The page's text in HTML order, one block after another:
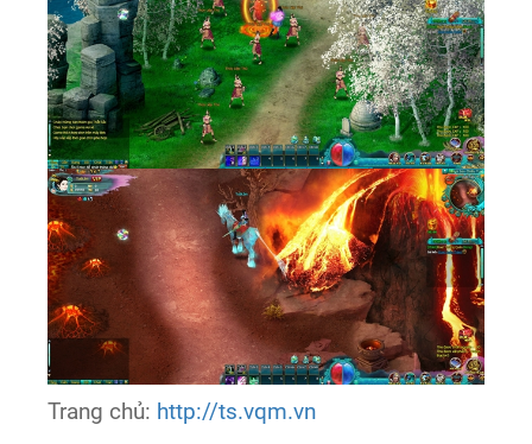
Trang chủ: http://ts.vqm.vn